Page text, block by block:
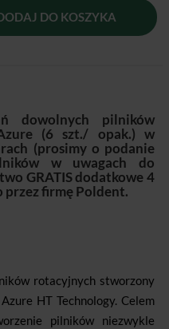
DO KOSZYKA
dowolnych pilników
(6 szt./ opak.) w
(prosimy o podanie
w uwagach do
GRATIS dodatkowe 4
przez firmę Poldent.
rotacyjnych stworzony
HT Technology. Celem
pilników niezwykle